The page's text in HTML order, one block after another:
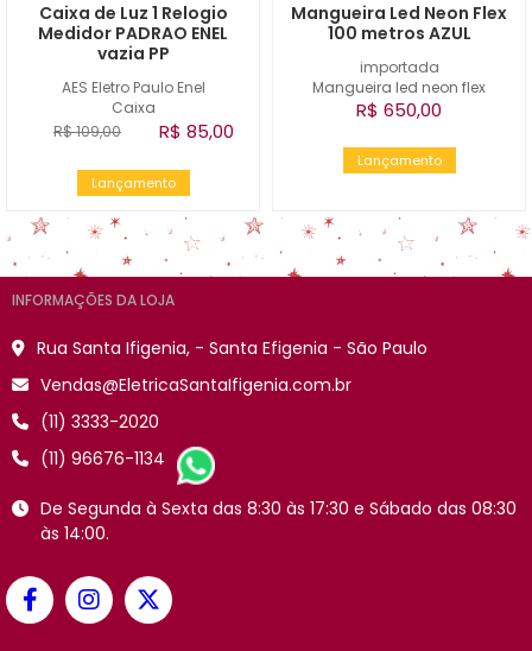
AES Eletro Paulo Enel
Caixa
Caixa de Luz 1 Relogio
Medidor PADRAO ENEL
vazia PP
R$ 109,00 R$ 85,00
Lançamento
importada
Mangueira led neon flex
Mangueira Led Neon Flex
100 metros AZUL
R$ 650,00
Lançamento
INFORMAÇÕES DA LOJA
Rua Santa Ifigenia, - Santa Efigenia - São Paulo
Vendas@EletricaSantaIfigenia.com.br
(11) 3333-2020
(11) 96676-1134
De Segunda à Sexta das 8:30 às 17:30 e Sábado das 08:30
às 14:00.